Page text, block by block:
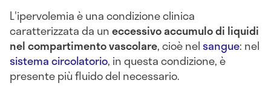
L'ipervolemia è una condizione clinica
caratterizzata da uneccessivo accumulo di liquidi
nel compartimento vascolare, cioè nel sangue: nel
sistema circolatorio, in questa condizione, è
presente più fluido del necessario.